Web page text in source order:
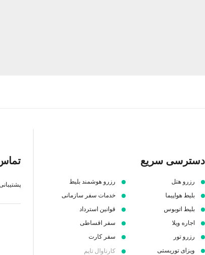
دسترسی سریع
رزرو هتل
بلیط هواپیما
بلیط اتوبوس
اجاره ویلا
رزرو تور
ویزای توریستی
رزرو هوشمند بلیط
خدمات سفر سازمانی
قوانین استرداد
سفر اقساطی
سفر کارت
کارناوال تایم
پشتیبانی 7 صبح تا 1